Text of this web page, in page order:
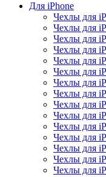
Для iPhone
Чехлы для
Чехлы для
Чехлы для
Чехлы для
Чехлы для
Чехлы для
Чехлы для
Чехлы для
Чехлы для
Чехлы для
Чехлы для
Чехлы для
Чехлы для
Чехлы для
Чехлы для